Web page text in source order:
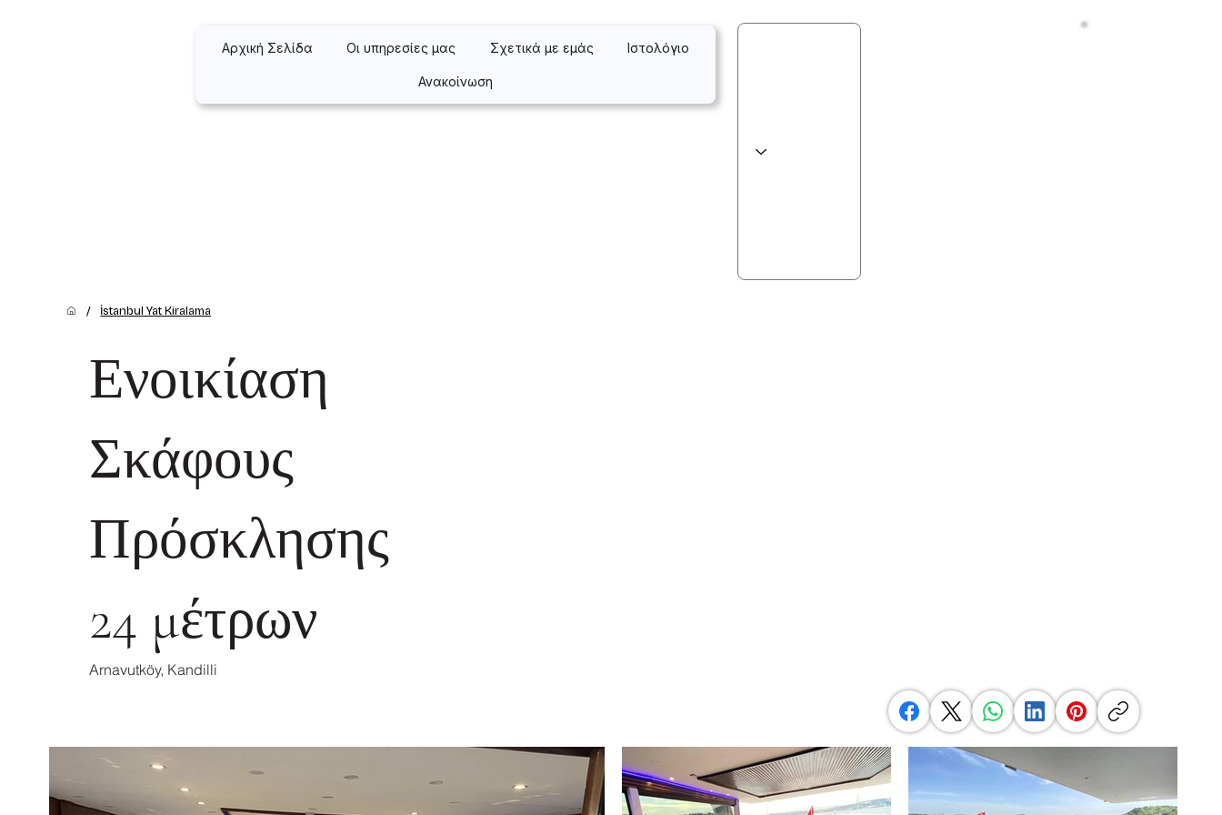
Αρχική Σελίδα Οι υπηρεσίες μας Σχετικά με εμάς Ιστολόγιο
Ανακοίνωση
/ İstanbul Yat Kiralama
Ενοικίαση
Σκάφους
Πρόσκλησης
24 μέτρων
Arnavutköy, Kandilli